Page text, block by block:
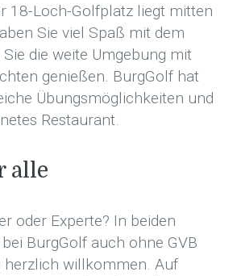
18-Loch-Golfplatz liegt mitten
Sie viel Spaß mit dem
die weite Umgebung mit
genießen. BurgGolf hat
Übungsmöglichkeiten und
Restaurant.
alle
oder Experte? In beiden
BurgGolf auch ohne GVB
herzlich willkommen. Auf